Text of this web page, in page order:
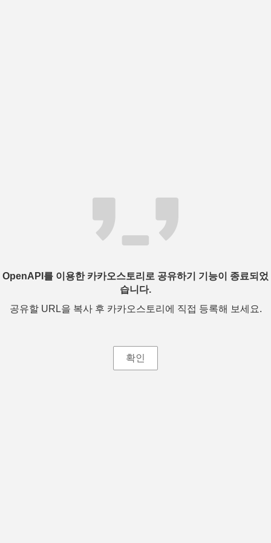
OpenAPI를 이용한 카카오스토리로 공유하기 기능이 종료되었
습니다.
공유할 URL을 복사 후 카카오스토리에 직접 등록해 보세요.
확인